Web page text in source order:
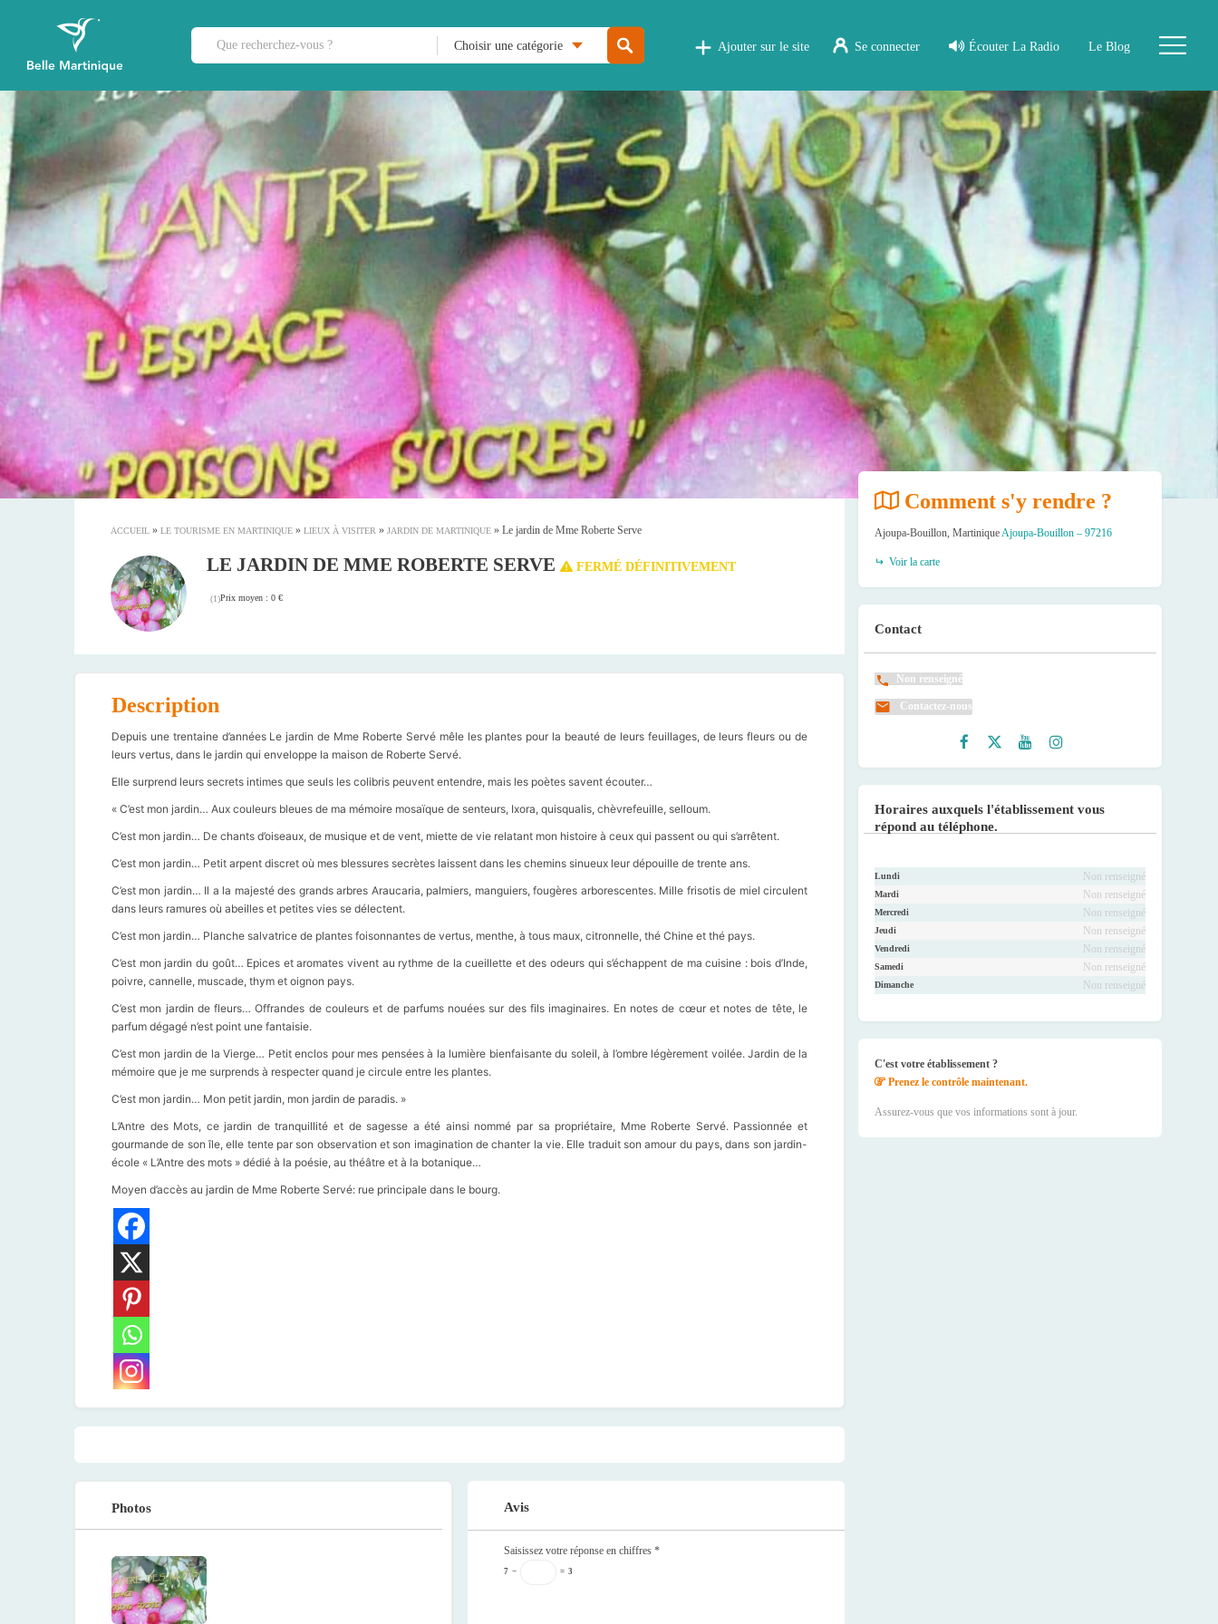
Choisir une catégorie Ajouter sur le site Se connecter Écouter La Radio Le Blog
ACCUEIL » LE TOURISME EN MARTINIQUE » LIEUX À VISITER » JARDIN DE MARTINIQUE » Le jardin de Mme Roberte Serve
LE JARDIN DE MME ROBERTE SERVE FERMÉ DÉFINITIVEMENT
(1)Prix moyen : 0 €
Description
Depuis une trentaine d’années Le jardin de Mme Roberte Servé mêle les plantes pour la beauté de leurs feuillages, de leurs fleurs ou de
leurs vertus, dans le jardin qui enveloppe la maison de Roberte Servé.
Elle surprend leurs secrets intimes que seuls les colibris peuvent entendre, mais les poètes savent écouter…
« C’est mon jardin… Aux couleurs bleues de ma mémoire mosaïque de senteurs, Ixora, quisqualis, chèvrefeuille, selloum.
C’est mon jardin… De chants d’oiseaux, de musique et de vent, miette de vie relatant mon histoire à ceux qui passent ou qui s’arrêtent.
C’est mon jardin… Petit arpent discret où mes blessures secrètes laissent dans les chemins sinueux leur dépouille de trente ans.
C’est mon jardin… Il a la majesté des grands arbres Araucaria, palmiers, manguiers, fougères arborescentes. Mille frisotis de miel circulent
dans leurs ramures où abeilles et petites vies se délectent.
C’est mon jardin… Planche salvatrice de plantes foisonnantes de vertus, menthe, à tous maux, citronnelle, thé Chine et thé pays.
C’est mon jardin du goût… Epices et aromates vivent au rythme de la cueillette et des odeurs qui s’échappent de ma cuisine : bois d’Inde,
poivre, cannelle, muscade, thym et oignon pays.
C’est mon jardin de fleurs… Offrandes de couleurs et de parfums nouées sur des fils imaginaires. En notes de cœur et notes de tête, le
parfum dégagé n’est point une fantaisie.
C’est mon jardin de la Vierge… Petit enclos pour mes pensées à la lumière bienfaisante du soleil, à l’ombre légèrement voilée. Jardin de la
mémoire que je me surprends à respecter quand je circule entre les plantes.
C’est mon jardin… Mon petit jardin, mon jardin de paradis. »
L’Antre des Mots, ce jardin de tranquillité et de sagesse a été ainsi nommé par sa propriétaire, Mme Roberte Servé. Passionnée et
gourmande de son île, elle tente par son observation et son imagination de chanter la vie. Elle traduit son amour du pays, dans son jardin-
école « L’Antre des mots » dédié à la poésie, au théâtre et à la botanique…
Moyen d’accès au jardin de Mme Roberte Servé: rue principale dans le bourg.
Photos Avis
Saisissez votre réponse en chiffres*
7 − = 3
Comment s'y rendre ?
Ajoupa-Bouillon, MartiniqueAjoupa-Bouillon – 97216
Voir la carte
Contact
Non renseigné
Contactez-nous
Horaires auxquels l'établissement vous
répond au téléphone.
Lundi Non renseigné
Mardi Non renseigné
Mercredi Non renseigné
Jeudi Non renseigné
Vendredi Non renseigné
Samedi Non renseigné
Dimanche Non renseigné
C'est votre établissement ?
Prenez le contrôle maintenant.
Assurez-vous que vos informations sont à jour.